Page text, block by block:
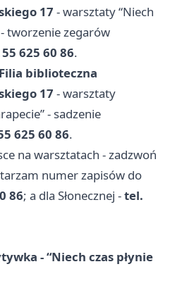
17 - warsztaty “Niech
tworzenie zegarów
625 60 86.
biblioteczna
17 - warsztaty
- sadzenie
625 60 86.
na warsztatach - zadzwoń
numer zapisów do
86; a dla Słonecznej -tel.
- “Niech czas płynie